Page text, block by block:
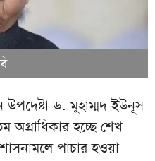
উপদেষ্টা ড. মুহাম্মদ ইউনূস
অগ্রাধিকার হচ্ছে শেখ
পাচার হওয়া